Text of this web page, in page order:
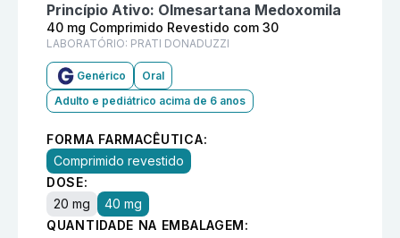
Princípio Ativo: Olmesartana Medoxomila
40 mg Comprimido Revestido com 30
LABORATÓRIO: PRATI DONADUZZI
Genérico
Oral
Adulto e pediátrico acima de 6 anos
FORMA FARMACÊUTICA:
Comprimido revestido
DOSE:
20 mg
40 mg
QUANTIDADE NA EMBALAGEM: